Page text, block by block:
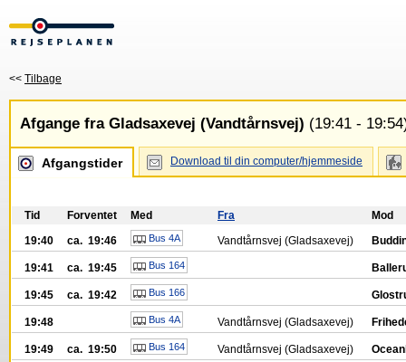
<< Tilbage
Afgange fra Gladsaxevej (Vandtårnsvej) (19:41 -
Afgangstider Download til din computer/hjemmeside
Tid Forventet Med Fra
Mod
19:40
ca. 19:46 Bus 4A Vandtårnsvej (Gladsaxevej)
19:41 ca. 19:45 Bus 164
19:45 ca. 19:42 Bus 166
19:48 Bus 4A Vandtårnsvej (Gladsaxevej)
19:49 ca. 19:50 Bus 164 Vandtårnsvej (Gladsaxevej)